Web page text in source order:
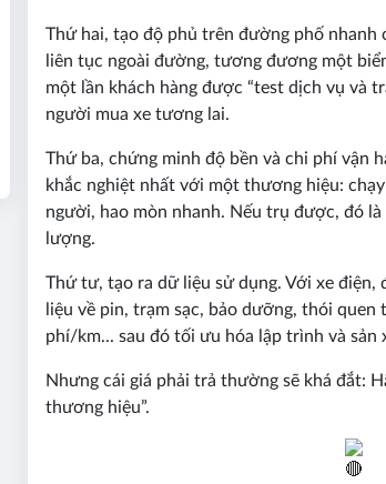
Thứ hai, tạo độ phủ trên đường phố nhanh
liên tục ngoài đường, tương đương một
một lần khách hàng được “test dịch vụ và
người mua xe tương lai.
Thứ ba, chứng minh độ bền và chi phí vận
khắc nghiệt nhất với một thương hiệu:
người, hao mòn nhanh. Nếu trụ được, đó
lượng.
Thứ tư, tạo ra dữ liệu sử dụng. Với xe điện,
liệu về pin, trạm sạc, bảo dưỡng, thói quen
phí/km... sau đó tối ưu hóa lập trình và sản
Nhưng cái giá phải trả thường sẽ khá đắt:
thương hiệu”.